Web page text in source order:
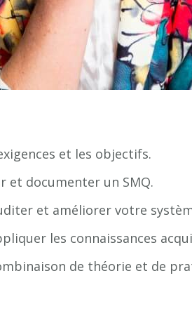
et les objectifs.
documenter un SMQ.
et améliorer votre
les connaissances
de théorie et de